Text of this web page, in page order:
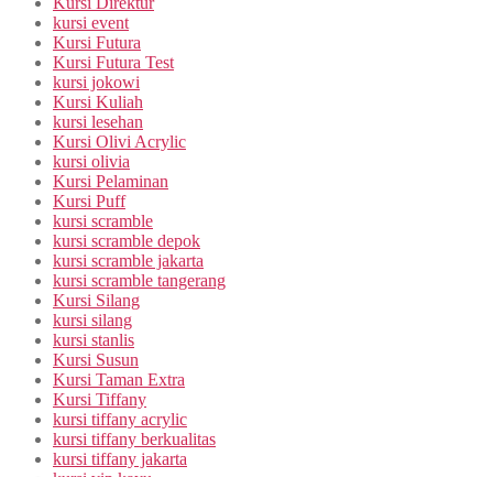
kursi event
Kursi Futura
Kursi Futura Test
kursi jokowi
Kursi Kuliah
kursi lesehan
Kursi Olivi Acrylic
kursi olivia
Kursi Pelaminan
Kursi Puff
kursi scramble
kursi scramble depok
kursi scramble jakarta
kursi scramble tangerang
Kursi Silang
kursi silang
kursi stanlis
Kursi Susun
Kursi Taman Extra
Kursi Tiffany
kursi tiffany acrylic
kursi tiffany berkualitas
kursi tiffany jakarta